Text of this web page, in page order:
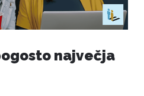
največja